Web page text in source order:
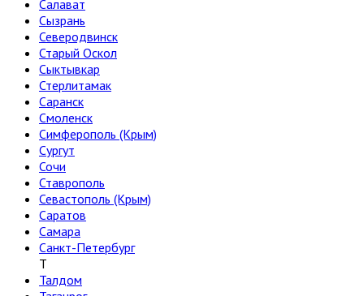
Салават
Сызрань
Северодвинск
Старый Оскол
Сыктывкар
Стерлитамак
Саранск
Смоленск
Симферополь (Крым)
Сургут
Сочи
Ставрополь
Севастополь (Крым)
Саратов
Самара
Санкт-Петербург
Т
Талдом